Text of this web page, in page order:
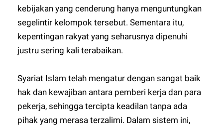
kebijakan yang cenderung hanya menguntungkan
segelintir kelompok tersebut. Sementara itu,
kepentingan rakyat yang seharusnya dipenuhi
justru sering kali terabaikan.
Syariat Islam telah mengatur dengan sangat baik
hak dan kewajiban antara pemberi kerja dan para
pekerja, sehingga tercipta keadilan tanpa ada
pihak yang merasa terzalimi. Dalam sistem ini,